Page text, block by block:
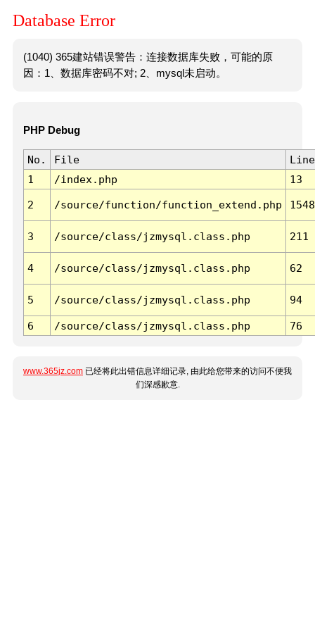
Database Error
(1040) 365建站错误警告：连接数据库失败，可能的原
因：1、数据库密码不对; 2、mysql未启动。
PHP Debug
No. File
Line
1
/index.php 13
2 /source/function/function_extend.php 1548
3 /source/class/jzmysql.class.php 211
4 /source/class/jzmysql.class.php 62
5 /source/class/jzmysql.class.php 94
6 /source/class/jzmysql.class.php 76
www.365jz.com 已经将此出错信息详细记录, 由此给您带来的访问不便我
们深感歉意.